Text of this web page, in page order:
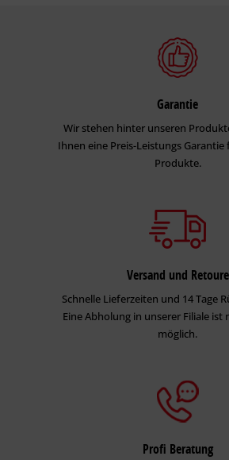
Garantie
Wir stehen hinter unseren
Ihnen eine Preis-Leistungs Garantie
Produkte.
Versand und Retoure
Schnelle Lieferzeiten und 14 Tage
Eine Abholung in unserer Filiale ist
möglich.
Profi Beratung